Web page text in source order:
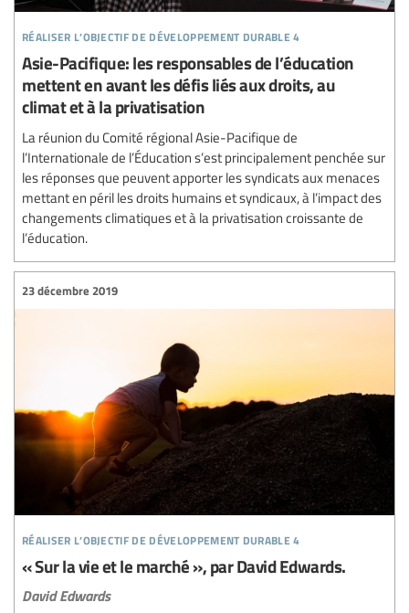
réaliser l’objectif de développement durable 4
Asie-Pacifique: les responsables de l’éducation
mettent en avant les défis liés aux droits, au
climat et à la privatisation
La réunion du Comité régional Asie-Pacifique de
l’Internationale de l’Éducation s’est principalement penchée sur
les réponses que peuvent apporter les syndicats aux menaces
mettant en péril les droits humains et syndicaux, à l’impact des
changements climatiques et à la privatisation croissante de
l’éducation.
réaliser l’objectif de développement durable 4
23 décembre 2019
« Sur la vie et le marché », par David Edwards.
David Edwards